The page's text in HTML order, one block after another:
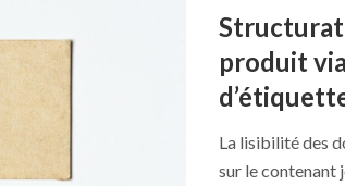
produit
La lisibilité des
sur le contenant